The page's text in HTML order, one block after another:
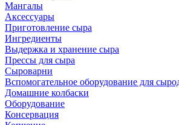
Мангалы
Аксессуары
Приготовление сыра
Ингредиенты
Выдержка и хранение сыра
Прессы для сыра
Сыроварни
Вспомогательное оборудование для
Домашние колбаски
Оборудование
Консервация